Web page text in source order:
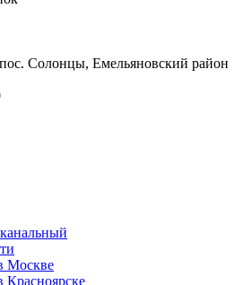
Солонцы, Емельяновский район
Москве
Красноярске